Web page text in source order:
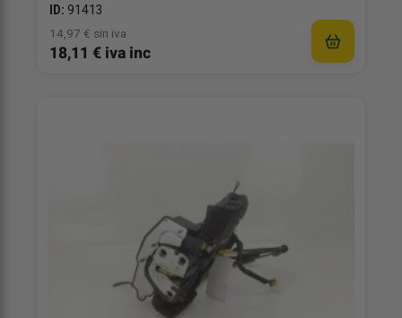
ID: 91413
14,97 € sin iva
18,11 € iva inc